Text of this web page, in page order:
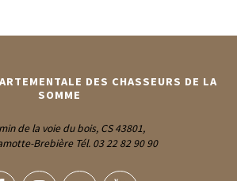
DES CHASSEURS DE LA
SOMME
de la voie du bois, CS 43801,
Brebière Tél. 03 22 82 90 90